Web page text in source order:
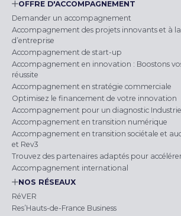
OFFRE D'ACCOMPAGNEMENT
Demander un accompagnement
Accompagnement des projets innovants et à
d’entreprise
Accompagnement de start-up
Accompagnement en innovation : Boostons
réussite
Accompagnement en stratégie commerciale
Optimisez le financement de votre innovation
Accompagnement pour un diagnostic Industriel
Accompagnement en transition numérique
Accompagnement en transition sociétale et
et Rev3
Trouvez des partenaires adaptés pour
Accompagnement international
NOS RÉSEAUX
RéVER
Res’Hauts-de-France Business